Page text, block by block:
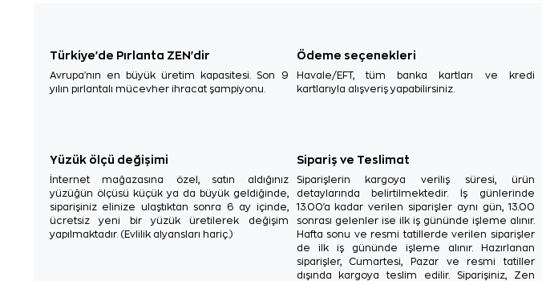
Türkiye'de Pırlanta ZEN'dir
Avrupa'nın en büyük üretim kapasitesi. Son 9
yılın pırlantalı mücevher ihracat şampiyonu.
Ödeme seçenekleri
Havale/EFT, tüm banka kartları ve kredi
kartlarıyla alışveriş yapabilirsiniz.
Yüzük ölçü değişimi
İnternet mağazasına özel, satın aldığınız
yüzüğün ölçüsü küçük ya da büyük geldiğinde,
siparişiniz elinize ulaştıktan sonra 6 ay içinde,
ücretsiz yeni bir yüzük üretilerek değişim
yapılmaktadır. (Evlilik alyansları hariç.)
Sipariş ve Teslimat
Siparişlerin kargoya veriliş süresi, ürün
detaylarında belirtilmektedir. İş günlerinde
13.00'a kadar verilen siparişler aynı gün, 13.00
sonrası gelenler ise ilk iş gününde işleme alınır.
Hafta sonu ve resmi tatillerde verilen siparişler
de ilk iş gününde işleme alınır. Hazırlanan
siparişler, Cumartesi, Pazar ve resmi tatiller
dışında kargoya teslim edilir. Siparişiniz, Zen